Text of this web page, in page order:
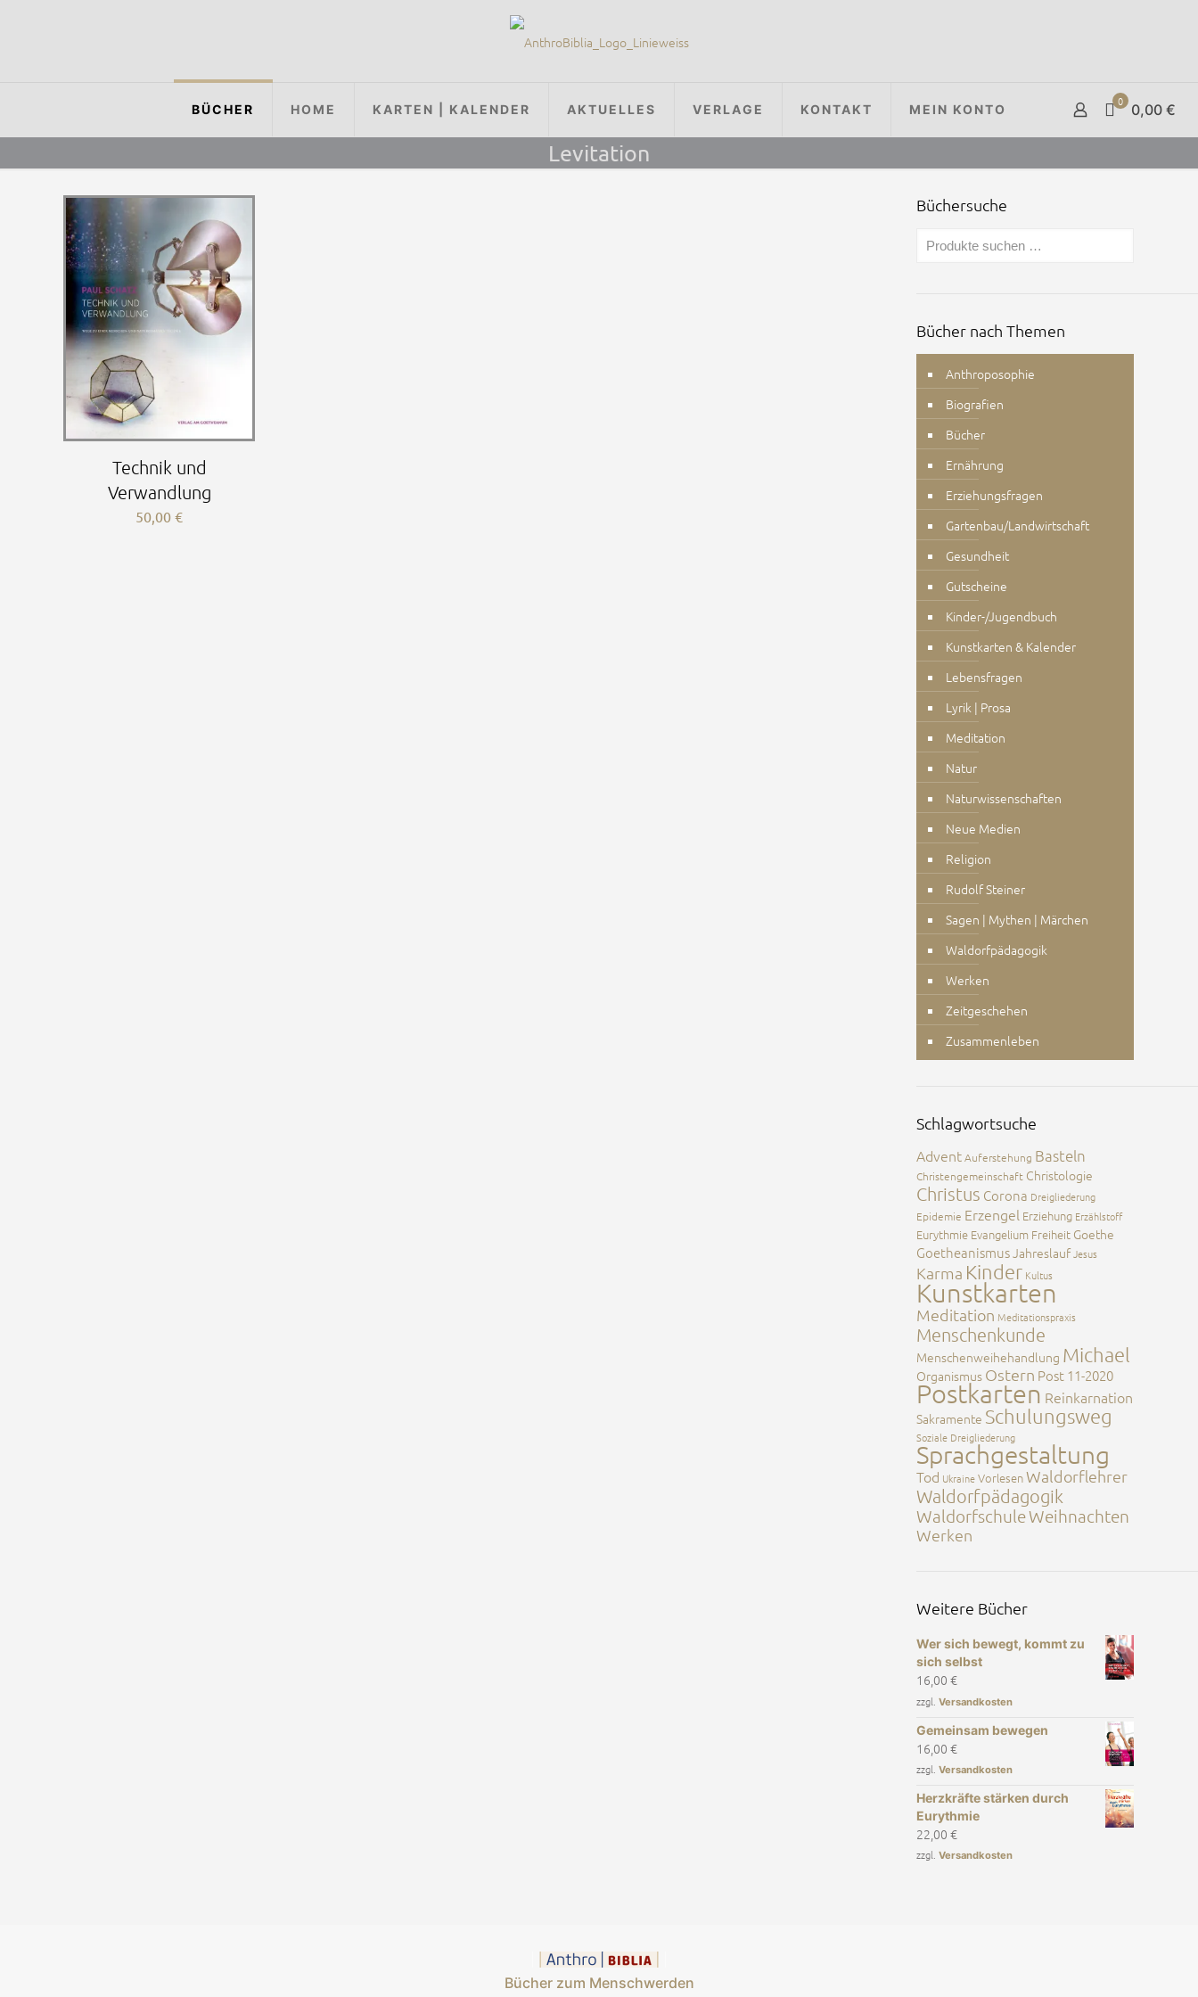
BÜCHER HOME KARTEN | KALENDER AKTUELLES VERLAGE KONTAKT MEIN KONTO
0 0,00 €
Levitation
Technik und
Verwandlung
50,00€
Büchersuche
Bücher nach Themen
Anthroposophie
Biografien
Bücher
Ernährung
Erziehungsfragen
Gartenbau/Landwirtschaft
Gesundheit
Gutscheine
Kinder-/Jugendbuch
Kunstkarten & Kalender
Lebensfragen
Lyrik | Prosa
Meditation
Natur
Naturwissenschaften
Neue Medien
Religion
Rudolf Steiner
Sagen | Mythen | Märchen
Waldorfpädagogik
Werken
Zeitgeschehen
Zusammenleben
Schlagwortsuche
AdventAuferstehung Basteln
Christengemeinschaft Christologie
Christus Corona Dreigliederung
Epidemie Erzengel Erziehung Erzählstoff
Eurythmie Evangelium Freiheit Goethe
GoetheanismusJahreslaufJesus
Karma Kinder Kultus
Kunstkarten
Meditation Meditationspraxis
Menschenkunde
Menschenweihehandlung Michael
Organismus Ostern Post 11-2020
Postkarten Reinkarnation
Sakramente Schulungsweg
Soziale Dreigliederung
Sprachgestaltung
Tod UkraineVorlesenWaldorflehrer
Waldorfpädagogik
WaldorfschuleWeihnachten
Werken
Weitere Bücher
Wer sich bewegt, kommt zu
sich selbst
16,00 €
zzgl. Versandkosten
Gemeinsam bewegen
16,00 €
zzgl. Versandkosten
Herzkräfte stärken durch
Eurythmie
22,00 €
zzgl. Versandkosten
Bücher zum Menschwerden